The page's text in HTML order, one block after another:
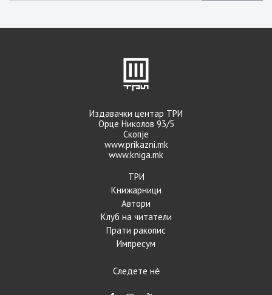
Издавачки центар ТРИ
Орце Николов 93/5
Скопје
www.prikazni.mk
www.kniga.mk
ТРИ
Книжарници
Автори
Клуб на читатели
Прати ракопис
Импресум
Следете нѐ